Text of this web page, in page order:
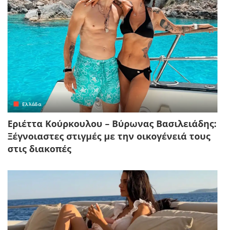
Ελλάδα
Εριέττα Κούρκουλου – Βύρωνας Βασιλειάδης:
Ξέγνοιαστες στιγμές με την οικογένειά τους
στις διακοπές